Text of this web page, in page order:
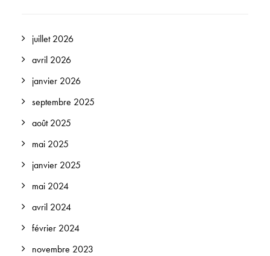
juillet 2026
avril 2026
janvier 2026
septembre 2025
août 2025
mai 2025
janvier 2025
mai 2024
avril 2024
février 2024
novembre 2023